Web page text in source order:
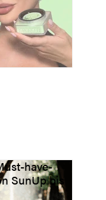
have-
SunUp bis